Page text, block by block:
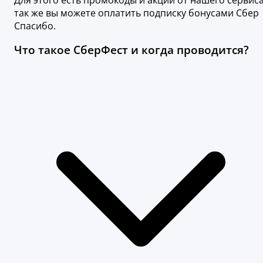
так же вы можете оплатить подписку бонусами Сбер
Спасибо.
Что такое СберФест и когда проводится?